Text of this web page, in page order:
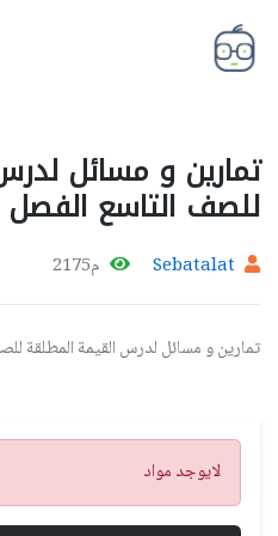
تمارين و مسائل
للصف التاسع الفصل
Sebatalat م2175
تمارين و مسائل لدرس القيمة المطلقة
تنبيه
لايوجد مواد